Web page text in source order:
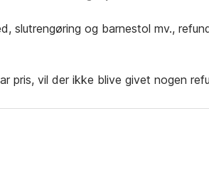
slutrengøring og barnestol mv.,
pris, vil der ikke blive givet nogen